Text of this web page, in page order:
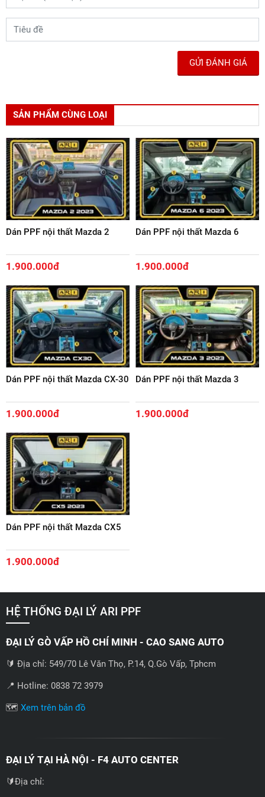
GỬI ĐÁNH GIÁ
SẢN PHẨM CÙNG LOẠI
Dán PPF nội thất Mazda 2
1.900.000đ
Dán PPF nội thất Mazda 6
1.900.000đ
Dán PPF nội thất Mazda CX-30
1.900.000đ
Dán PPF nội thất Mazda 3
1.900.000đ
Dán PPF nội thất Mazda CX5
1.900.000đ
HỆ THỐNG ĐẠI LÝ ARI PPF
ĐẠI LÝ GÒ VẤP HỒ CHÍ MINH - CAO SANG AUTO
🔰 Địa chỉ: 549/70 Lê Văn Thọ, P.14, Q.Gò Vấp, Tphcm
📍 Hotline: 0838 72 3979
🗺️ Xem trên bản đồ
ĐẠI LÝ TẠI HÀ NỘI - F4 AUTO CENTER
🔰Địa chỉ: